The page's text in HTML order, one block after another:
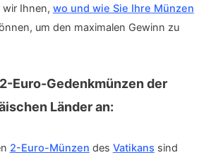
wir Ihnen, wo und wie Sie Ihre Münzen
um den maximalen Gewinn zu
Euro-Gedenkmünzen der
Länder an:
2-Euro-Münzen des Vatikans sind